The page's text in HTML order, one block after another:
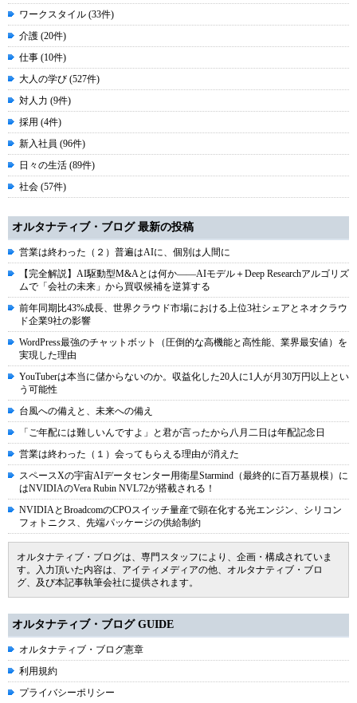
ワークスタイル (33件)
介護 (20件)
仕事 (10件)
大人の学び (527件)
対人力 (9件)
採用 (4件)
新入社員 (96件)
日々の生活 (89件)
社会 (57件)
オルタナティブ・ブログ 最新の投稿
営業は終わった（２）普遍はAIに、個別は人間に
【完全解説】AI駆動型M&Aとは何か――AIモデル＋Deep Researchアルゴリズ
ムで「会社の未来」から買収候補を逆算する
前年同期比43%成長、世界クラウド市場における上位3社シェアとネオクラウ
ド企業9社の影響
WordPress最強のチャットボット（圧倒的な高機能と高性能、業界最安値）を
実現した理由
YouTuberは本当に儲からないのか。収益化した20人に1人が月30万円以上とい
う可能性
台風への備えと、未来への備え
「ご年配には難しいんですよ」と君が言ったから八月二日は年配記念日
営業は終わった（１）会ってもらえる理由が消えた
スペースXの宇宙AIデータセンター用衛星Starmind（最終的に百万基規模）に
はNVIDIAのVera Rubin NVL72が搭載される！
NVIDIAとBroadcomのCPOスイッチ量産で顕在化する光エンジン、シリコン
フォトニクス、先端パッケージの供給制約
オルタナティブ・ブログは、専門スタッフにより、企画・構成されていま
す。入力頂いた内容は、アイティメディアの他、オルタナティブ・ブロ
グ、及び本記事執筆会社に提供されます。
オルタナティブ・ブログ GUIDE
オルタナティブ・ブログ憲章
利用規約
プライバシーポリシー